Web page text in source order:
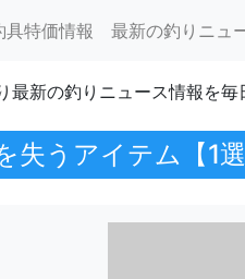
具特価情報 最新の釣りニュ
新の釣りニュース情報を毎
失うアイテム【1選